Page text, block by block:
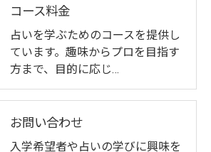
コース料金
占いを学ぶためのコースを提供し
ています。趣味からプロを目指す
方まで、目的に応じ…
お問い合わせ
入学希望者や占いの学びに興味を